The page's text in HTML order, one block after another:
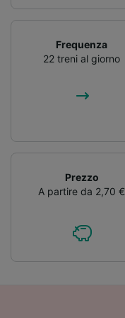
Frequenza
22 treni al giorno
Prezzo
A partire da 2,70 €